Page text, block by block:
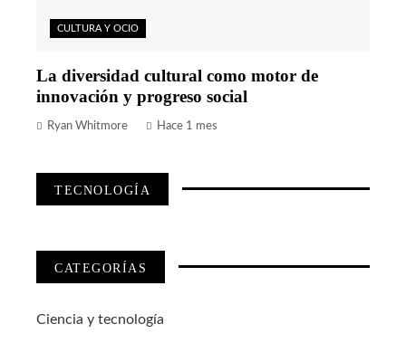
CULTURA Y OCIO
La diversidad cultural como motor de
innovación y progreso social
Ryan Whitmore Hace 1 mes
TECNOLOGÍA
CATEGORÍAS
Ciencia y tecnología